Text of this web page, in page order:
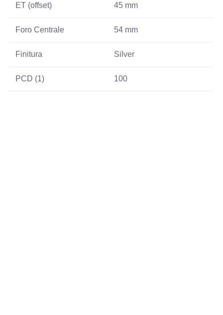
ET (offset) 45 mm
Foro Centrale 54 mm
Finitura Silver
PCD (1) 100